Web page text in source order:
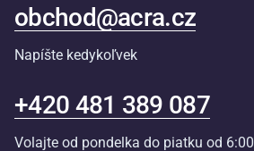
obchod@acra.cz
Napíšte kedykoľvek
+420 481 389 087
Volajte od pondelka do piatku od